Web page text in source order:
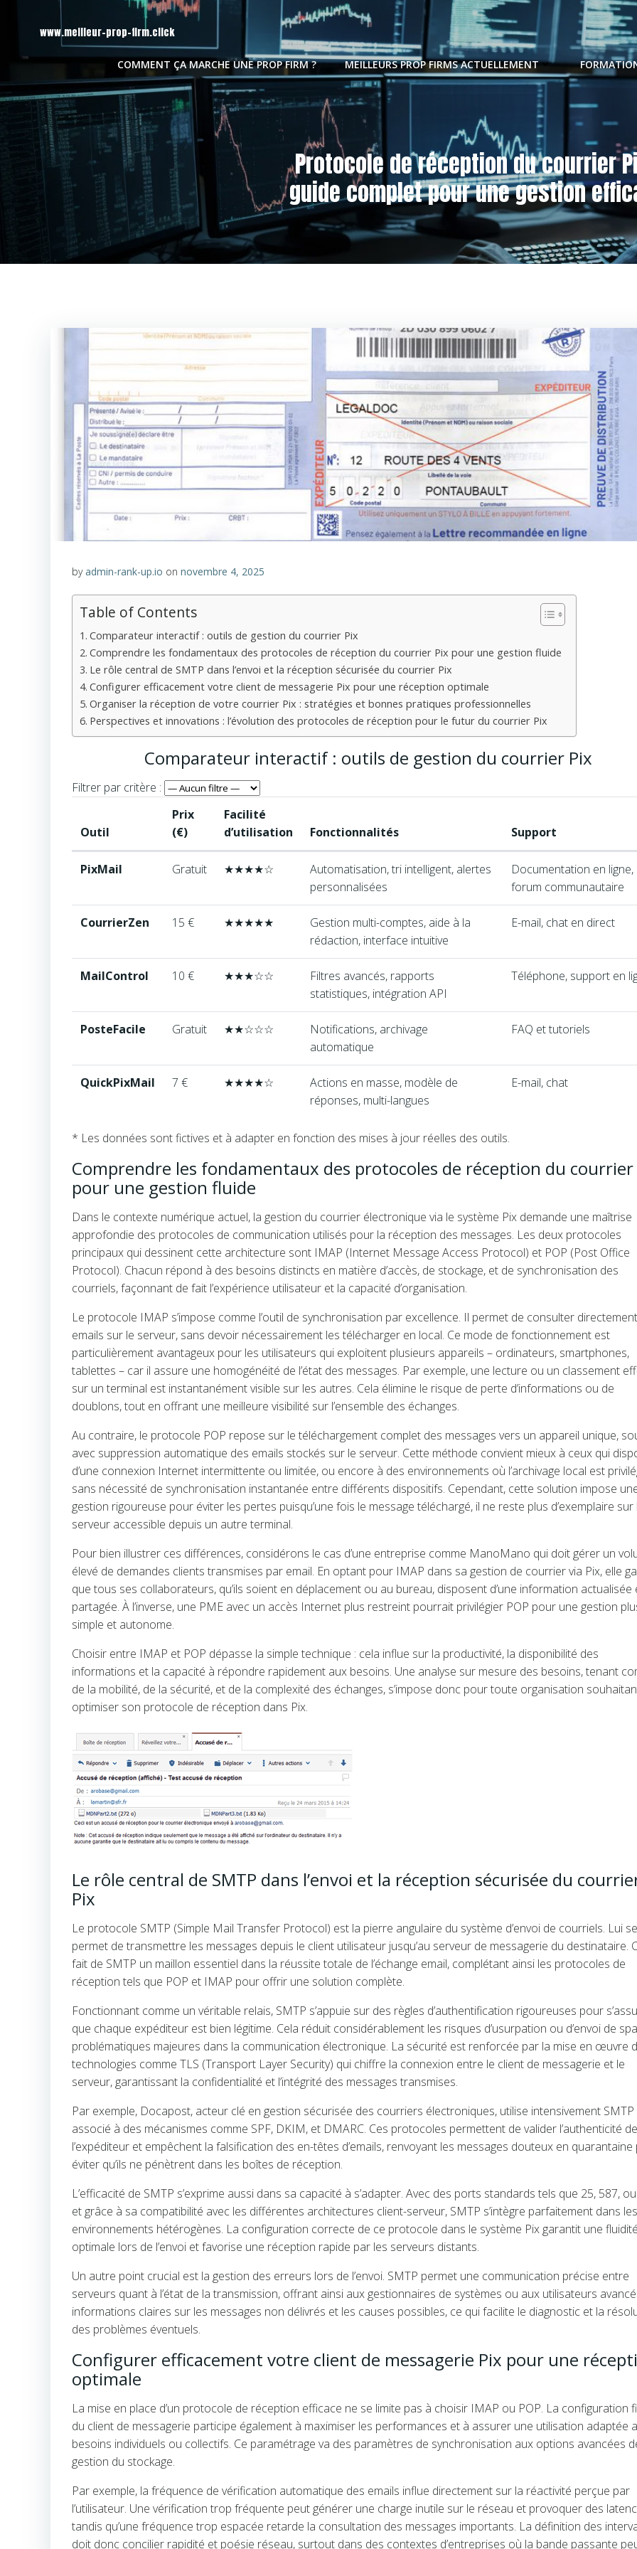
contenu
www.meilleur-prop-firm.click
COMMENT ÇA MARCHE UNE PROP FIRM ? MEILLEURS PROP FIRMS ACTUELLEMENT
Protocole de réception du courrier
guide complet pour une gestion
byadmin-rank-up.io on novembre 4, 2025
Table of Contents
Comparateur interactif : outils de gestion du courrier Pix
Comprendre les fondamentaux des protocoles de réception du courrier Pix pour une gestion fluide
Le rôle central de SMTP dans l’envoi et la réception sécurisée du courrier Pix
Configurer efficacement votre client de messagerie Pix pour une réception optimale
Organiser la réception de votre courrier Pix : stratégies et bonnes pratiques professionnelles
Perspectives et innovations : l’évolution des protocoles de réception pour le futur du courrier Pix
Comparateur interactif : outils de gestion du courrier Pix
Filtrer par critère :
critère
filtrer
dans
comparatif
pour
du
Outil
Prix
(€)
Facilité
d’utilisation
Fonctionnalités Support
PixMail Gratuit ★★★★☆
Automatisation, tri intelligent, alertes
personnalisées
Documentation en ligne,
forum communautaire
CourrierZen 15 € ★★★★★
Gestion multi-comptes, aide à la
rédaction, interface intuitive
E-mail, chat en direct
MailControl 10 € ★★★☆☆
Filtres avancés, rapports
statistiques, intégration API
Téléphone, support en
PosteFacile Gratuit ★★☆☆☆
Notifications, archivage
automatique
FAQ et tutoriels
QuickPixMail 7 € ★★★★☆
Actions en masse, modèle de
réponses, multi-langues
E-mail, chat
* Les données sont fictives et à adapter en fonction des mises à jour réelles des outils.
Comprendre les fondamentaux des protocoles de réception du courrier
pour une gestion fluide
Dans le contexte numérique actuel, la gestion du courrier électronique via le système Pix demande une maîtrise
approfondie des protocoles de communication utilisés pour la réception des messages. Les deux protocoles
principaux qui dessinent cette architecture sont IMAP (Internet Message Access Protocol) et POP (Post Office
Protocol). Chacun répond à des besoins distincts en matière d’accès, de stockage, et de synchronisation des
courriels, façonnant de fait l’expérience utilisateur et la capacité d’organisation.
Le protocole IMAP s’impose comme l’outil de synchronisation par excellence. Il permet de consulter
emails sur le serveur, sans devoir nécessairement les télécharger en local. Ce mode de fonctionnement est
particulièrement avantageux pour les utilisateurs qui exploitent plusieurs appareils – ordinateurs, smartphones,
tablettes – car il assure une homogénéité de l’état des messages. Par exemple, une lecture ou un classement
sur un terminal est instantanément visible sur les autres. Cela élimine le risque de perte d’informations ou de
doublons, tout en offrant une meilleure visibilité sur l’ensemble des échanges.
Au contraire, le protocole POP repose sur le téléchargement complet des messages vers un appareil unique,
avec suppression automatique des emails stockés sur le serveur. Cette méthode convient mieux à ceux qui
d’une connexion Internet intermittente ou limitée, ou encore à des environnements où l’archivage local est
sans nécessité de synchronisation instantanée entre différents dispositifs. Cependant, cette solution impose
gestion rigoureuse pour éviter les pertes puisqu’une fois le message téléchargé, il ne reste plus d’exemplaire sur
serveur accessible depuis un autre terminal.
Pour bien illustrer ces différences, considérons le cas d’une entreprise comme ManoMano qui doit gérer un
élevé de demandes clients transmises par email. En optant pour IMAP dans sa gestion de courrier via Pix, elle
que tous ses collaborateurs, qu’ils soient en déplacement ou au bureau, disposent d’une information actualisée
partagée. À l’inverse, une PME avec un accès Internet plus restreint pourrait privilégier POP pour une gestion
simple et autonome.
Choisir entre IMAP et POP dépasse la simple technique : cela influe sur la productivité, la disponibilité des
informations et la capacité à répondre rapidement aux besoins. Une analyse sur mesure des besoins, tenant
de la mobilité, de la sécurité, et de la complexité des échanges, s’impose donc pour toute organisation
optimiser son protocole de réception dans Pix.
Le rôle central de SMTP dans l’envoi et la réception sécurisée du
Pix
Le protocole SMTP (Simple Mail Transfer Protocol) est la pierre angulaire du système d’envoi de courriels. Lui
permet de transmettre les messages depuis le client utilisateur jusqu’au serveur de messagerie du destinataire.
fait de SMTP un maillon essentiel dans la réussite totale de l’échange email, complétant ainsi les protocoles de
réception tels que POP et IMAP pour offrir une solution complète.
Fonctionnant comme un véritable relais, SMTP s’appuie sur des règles d’authentification rigoureuses pour
que chaque expéditeur est bien légitime. Cela réduit considérablement les risques d’usurpation ou d’envoi de
problématiques majeures dans la communication électronique. La sécurité est renforcée par la mise en œuvre
technologies comme TLS (Transport Layer Security) qui chiffre la connexion entre le client de messagerie et le
serveur, garantissant la confidentialité et l’intégrité des messages transmises.
Par exemple, Docapost, acteur clé en gestion sécurisée des courriers électroniques, utilise intensivement SMTP
associé à des mécanismes comme SPF, DKIM, et DMARC. Ces protocoles permettent de valider l’authenticité de
l’expéditeur et empêchent la falsification des en-têtes d’emails, renvoyant les messages douteux en
éviter qu’ils ne pénètrent dans les boîtes de réception.
L’efficacité de SMTP s’exprime aussi dans sa capacité à s’adapter. Avec des ports standards tels que 25, 587,
et grâce à sa compatibilité avec les différentes architectures client-serveur, SMTP s’intègre parfaitement dans les
environnements hétérogènes. La configuration correcte de ce protocole dans le système Pix garantit une fluidité
optimale lors de l’envoi et favorise une réception rapide par les serveurs distants.
Un autre point crucial est la gestion des erreurs lors de l’envoi. SMTP permet une communication précise entre
serveurs quant à l’état de la transmission, offrant ainsi aux gestionnaires de systèmes ou aux utilisateurs
informations claires sur les messages non délivrés et les causes possibles, ce qui facilite le diagnostic et la
des problèmes éventuels.
Configurer efficacement votre client de messagerie Pix pour une
optimale
La mise en place d’un protocole de réception efficace ne se limite pas à choisir IMAP ou POP. La configuration
du client de messagerie participe également à maximiser les performances et à assurer une utilisation adaptée
besoins individuels ou collectifs. Ce paramétrage va des paramètres de synchronisation aux options avancées
gestion du stockage.
Par exemple, la fréquence de vérification automatique des emails influe directement sur la réactivité perçue par
l’utilisateur. Une vérification trop fréquente peut générer une charge inutile sur le réseau et provoquer des
tandis qu’une fréquence trop espacée retarde la consultation des messages importants. La définition des
doit donc concilier rapidité et poésie réseau, surtout dans des contextes d’entreprises où la bande passante